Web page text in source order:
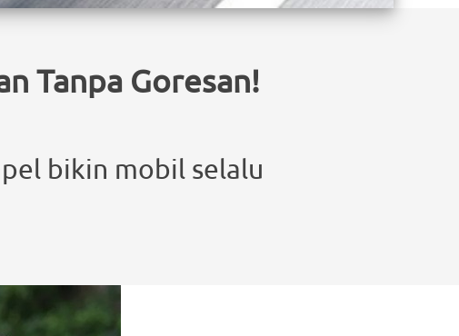
Tanpa Goresan!
bikin mobil selalu